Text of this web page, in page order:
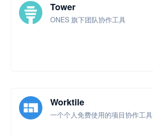
Tower
ONES 旗下团队协作工具
Worktile
一个个人免费使用的项目协作工具